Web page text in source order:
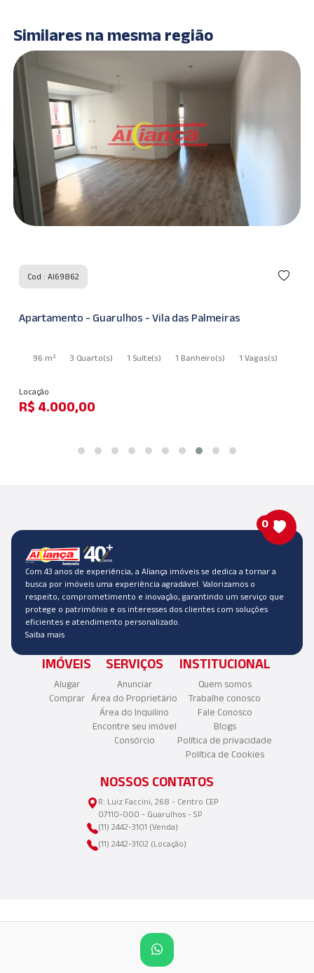
Similares na mesma região
Cod : AI69862
Apartamento - Guarulhos - Vila das Palmeiras
96 m² 3 Quarto(s) 1 Suíte(s) 1 Banheiro(s) 1 Vagas(s)
Locação
R$ 4.000,00
Com 43 anos de experiência, a Aliança imóveis se dedica a tornar a
busca por imóveis uma experiência agradável. Valorizamos o
respeito, comprometimento e inovação, garantindo um serviço que
protege o patrimônio e os interesses dos clientes com soluções
eficientes e atendimento personalizado.
Saiba mais
IMÓVEIS
Alugar
Comprar
SERVIÇOS
Anunciar
Área do Proprietário
Área do Inquilino
Encontre seu imóvel
Consórcio
INSTITUCIONAL
Quem somos
Trabalhe conosco
Fale Conosco
Blogs
Política de privacidade
Política de Cookies
NOSSOS CONTATOS
R. Luiz Faccini, 268 - Centro CEP
07110-000 - Guarulhos - SP
(11) 2442-3101 (Venda)
(11) 2442-3102 (Locação)
©2025 Copyright - Aliança Imóveis LTDA | CNPJ:
45.989.530/0001-42 | Todos os direitos reservados
0